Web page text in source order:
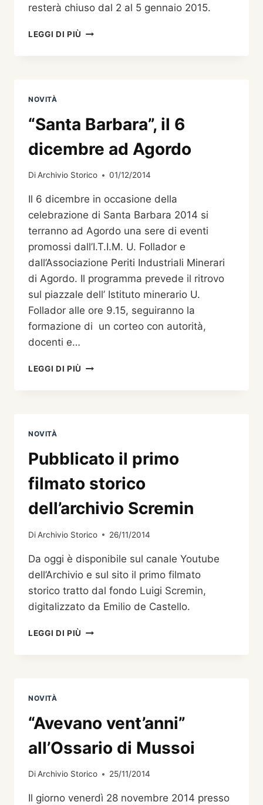
resterà chiuso dal 2 al 5 gennaio 2015.
LEGGI DI PIÙ AVVISO
NOVITÀ
“Santa Barbara”, il 6
dicembre ad Agordo
DiArchivio Storico 01/12/2014
Il 6 dicembre in occasione della
celebrazione di Santa Barbara 2014 si
terranno ad Agordo una sere di eventi
promossi dall’I.T.I.M. U. Follador e
dall’Associazione Periti Industriali Minerari
di Agordo. Il programma prevede il ritrovo
sul piazzale dell’ Istituto minerario U.
Follador alle ore 9.15, seguiranno la
formazione di un corteo con autorità,
docenti e…
LEGGI DI PIÙ “SANTA
NOVITÀ
Pubblicato il primo
filmato storico
dell’archivio Scremin
DiArchivio Storico 26/11/2014
Da oggi è disponibile sul canale Youtube
dell’Archivio e sul sito il primo filmato
storico tratto dal fondo Luigi Scremin,
digitalizzato da Emilio de Castello.
LEGGI DI PIÙ PUBBLICATO
NOVITÀ
“Avevano vent’anni”
all’Ossario di Mussoi
DiArchivio Storico 25/11/2014
Il giorno venerdì 28 novembre 2014 presso